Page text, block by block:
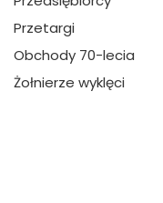
Przetargi
Obchody 70-lecia
Żołnierze wyklęci